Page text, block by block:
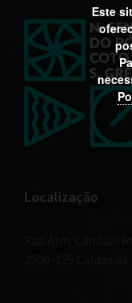
Localização
Este